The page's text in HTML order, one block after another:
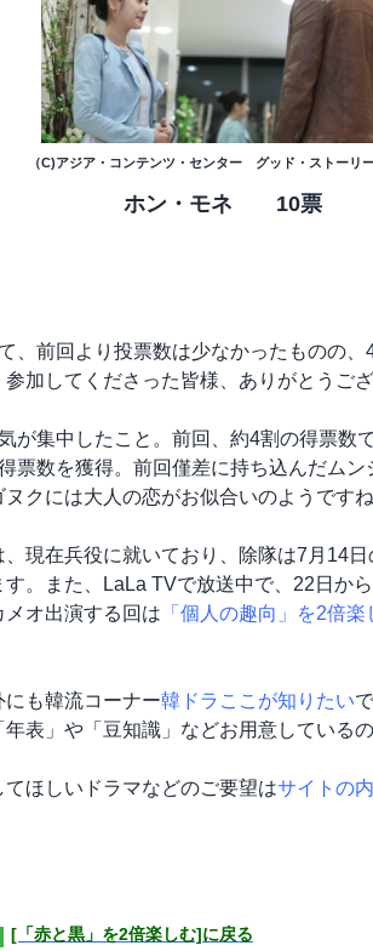
（C)アジア・コンテンツ・センター グッド・ストー
ホン・モネ 10票
、前回より投票数は少なかったものの
加してくださった皆様、ありがとうご
が集中したこと。前回、約4割の得票数
票数を獲得。前回僅差に持ち込んだム
クには大人の恋がお似合いのようですね
現在兵役に就いており、除隊は7月14
す。また、LaLa TVで放送中で、22日か
オ出演する回は 「個人の趣向」を2倍楽
も韓流コーナー韓ドラここが知りたい
表」や「豆知識」などお用意している
ほしいドラマなどのご要望はサイトの
[「赤と黒」を2倍楽しむ]に戻る